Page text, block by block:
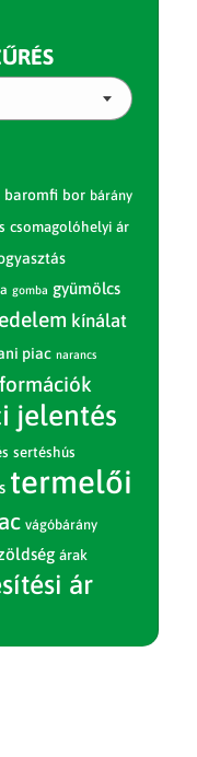
baromfi bor bárány
csomagolóhelyi ár
gomba gyümölcs
kínálat
piac narancs
jelentés
sertéshús
termelői
vágóbárány
árak
ár